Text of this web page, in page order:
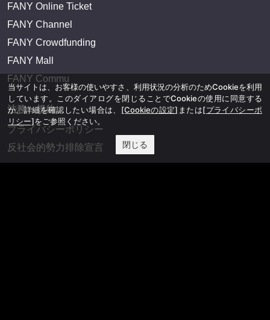
FANY Online Ticket
FANY Channel
FANY Crowdfunding
FANY Mall
FANY Commu
法務・規約
プライバシーポリシー
反社会的勢力排除宣言
当サイトは、お客様の使いやすさ、利用状況の分析のためCookieを利用
しています。このダイアログを閉じることでCookieの使用に同意する
か、詳細を確認したい場合は、 [Cookieの設定] または[プライバシーポ
リシー]をご参照ください。
閉じる